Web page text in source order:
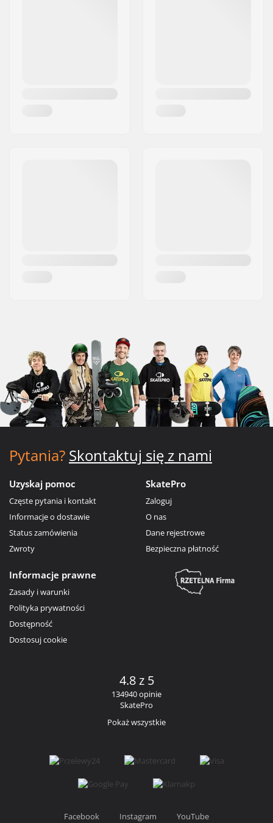
Pytania? Skontaktuj się z nami
Uzyskaj pomoc
Częste pytania i kontakt
Informacje o dostawie
Status zamówienia
Zwroty
SkatePro
Zaloguj
O nas
Dane rejestrowe
Bezpieczna płatność
Informacje prawne
Zasady i warunki
Polityka prywatności
Dostępność
Dostosuj cookie
4.8 z 5
134940 opinie
SkatePro
Pokaż wszystkie
Facebook Instagram YouTube